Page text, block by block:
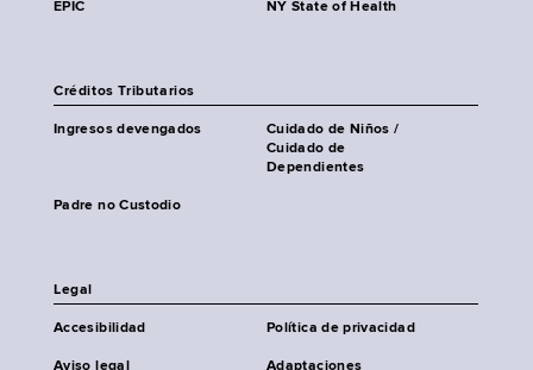
EPIC NY State of Health
Créditos Tributarios
Ingresos devengados
Cuidado de Niños /
Cuidado de
Dependientes
Padre no Custodio
Legal
Accesibilidad Política de privacidad
Aviso legal
Adaptaciones